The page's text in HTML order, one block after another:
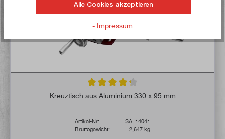
Durchschnittliche Bewertung von 4.2 von
Kreuztisch aus Aluminium 330 x 95 mm
Artikel-Nr:
SA_14041
Bruttogewicht:
2,647 kg
Alle Cookies akzeptieren
- Impressum